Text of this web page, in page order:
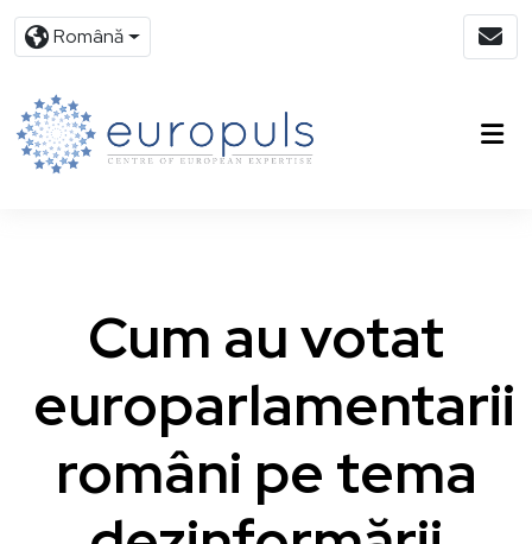
Română
Cum au votat
europarlamentarii
români pe tema